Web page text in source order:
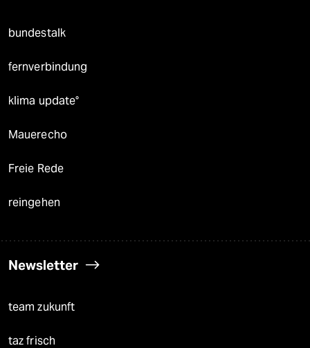
bundestalk
fernverbindung
klima update°
Mauerecho
Freie Rede
reingehen
Newsletter
team zukunft
taz frisch